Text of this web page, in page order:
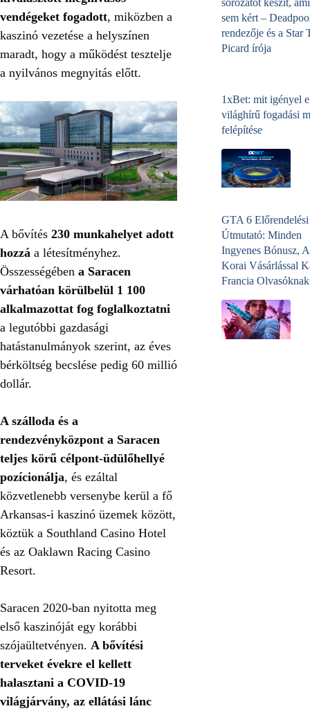
vendégeket fogadott, miközben a
kaszinó vezetése a helyszínen
maradt, hogy a működést tesztelje
a nyilvános megnyitás előtt.
A bővítés 230 munkahelyet adott
hozzá a létesítményhez.
Összességében a Saracen
várhatóan körülbelül 1 100
alkalmazottat fog foglalkoztatni
a legutóbbi gazdasági
hatástanulmányok szerint, az éves
bérköltség becslése pedig 60 millió
dollár.
A szálloda és a
rendezvényközpont a Saracen
teljes körű célpont-üdülőhellyé
pozícionálja, és ezáltal
közvetlenebb versenybe kerül a fő
Arkansas-i kaszinó üzemek között,
köztük a Southland Casino Hotel
és az Oaklawn Racing Casino
Resort.
Saracen 2020-ban nyitotta meg
első kaszinóját egy korábbi
szójaültetvényen. A bővítési
terveket évekre el kellett
halasztani a COVID-19
világjárvány, az ellátási lánc
sorozatot készít,
sem kért –
rendezője és a Star
Picard írója
1xBet: mit igényel
világhírű fogadási
felépítése
GTA 6 Előrendelési
Útmutató: Minden
Ingyenes Bónusz,
Korai Vásárlással
Francia Olvasóknak